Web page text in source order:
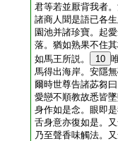
君等若並厭背我者
諸商人聞是語已各
園池并諸珍寶。起
落。猶如熟果不住
如馬王所説。
10
馬得出海岸。安隱
爾時世尊告諸苾芻
愛戀不順教故悉皆
身作如是念。眼即
舌身意亦復如是。
乃至聲香味觸法。